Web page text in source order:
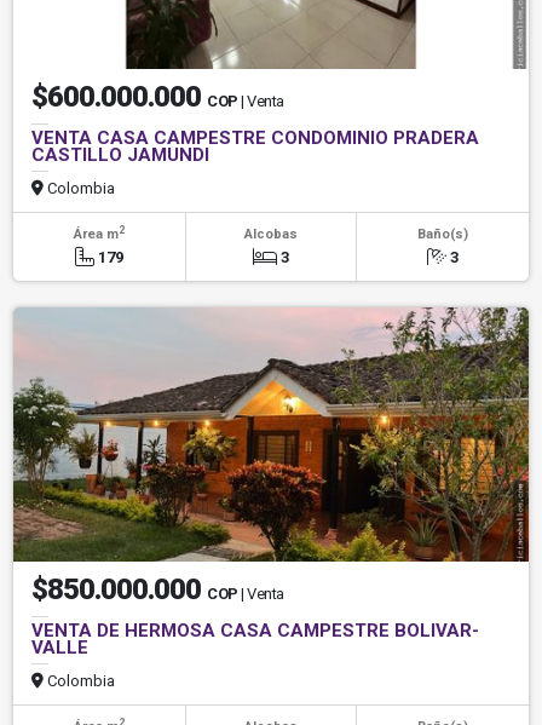
$600.000.000 COP | Venta
VENTA CASA CAMPESTRE CONDOMINIO PRADERA
CASTILLO JAMUNDI
Colombia
Área m2
179
Alcobas
3
Baño(s)
3
$850.000.000 COP | Venta
VENTA DE HERMOSA CASA CAMPESTRE BOLIVAR-
VALLE
Colombia
2